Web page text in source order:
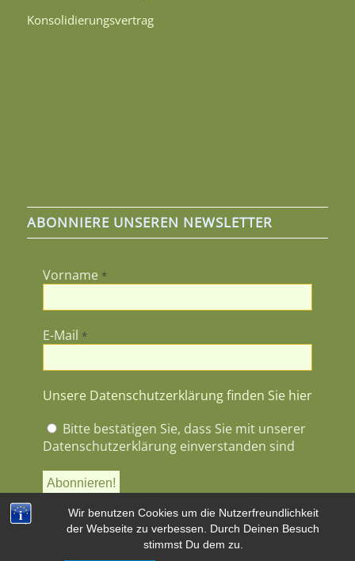
Wir benutzen Cookies um die Nutzerfreundlichkeit
der Webseite zu verbessen. Durch Deinen Besuch
stimmst Du dem zu.
Konsolidierungsvertrag
ABONNIERE UNSEREN NEWSLETTER
Vorname *
E-Mail *
Unsere Datenschutzerklärung finden Sie hier
Bitte bestätigen Sie, dass Sie mit unserer
Datenschutzerklärung einverstanden sind